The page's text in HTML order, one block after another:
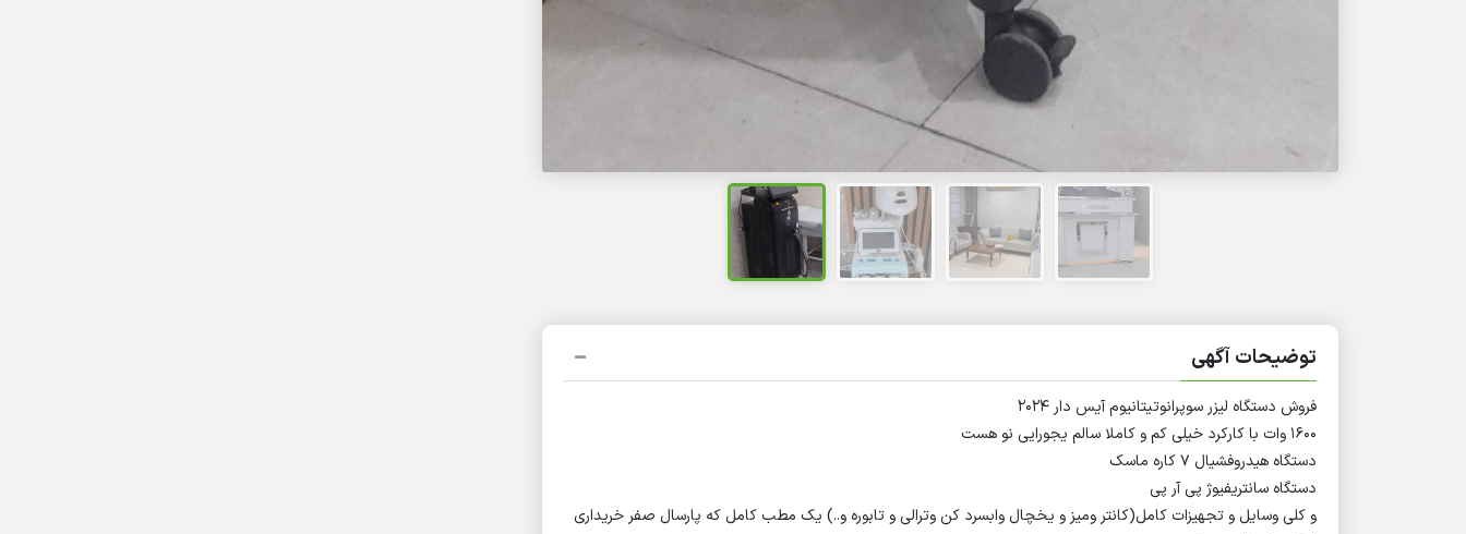
توضیحات آگهی
فروش دستگاه لیزر سوپرانوتیتانیوم آیس دار ۲۰۲۴
۱۶۰۰ وات با کارکرد خیلی کم و کاملا سالم یجورایی نو هست
دستگاه هیدروفشیال ۷ کاره ماسک
دستگاه سانتریفیوژ پی آر پی
و کلی وسایل و تجهیزات کامل(کانتر ومیز و یخچال وابسرد کن وترالی و تابوره و..) یک مطب کامل که پارسال صفر خریداری